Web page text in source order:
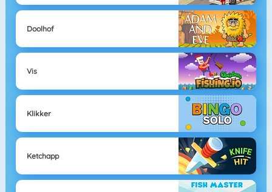
Doolhof
Vis
Klikker
Ketchapp